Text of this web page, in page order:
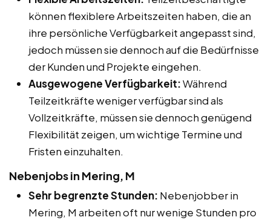
können flexiblere Arbeitszeiten haben, die an
ihre persönliche Verfügbarkeit angepasst sind,
jedoch müssen sie dennoch auf die Bedürfnisse
der Kunden und Projekte eingehen.
Ausgewogene Verfügbarkeit:Während
Teilzeitkräfte weniger verfügbar sind als
Vollzeitkräfte, müssen sie dennoch genügend
Flexibilität zeigen, um wichtige Termine und
Fristen einzuhalten.
Nebenjobs in Mering, M
Sehr begrenzte Stunden: Nebenjobber in
Mering, M arbeiten oft nur wenige Stunden pro